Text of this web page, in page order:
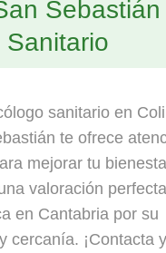
Sebastián
Sanitario
sanitario en
te ofrece
mejorar tu
valoración
en Cantabria por su
cercanía. ¡Contacta